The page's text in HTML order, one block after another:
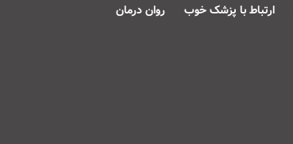
ارتباط با پزشک خوب روان درمان